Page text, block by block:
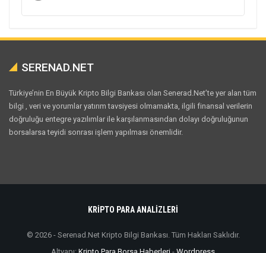
SERENAD.NET
Türkiye’nin En Büyük Kripto Bilgi Bankası olan Senerad.Net’te yer alan tüm
bilgi , veri ve yorumlar yatırım tavsiyesi olmamakta, ilgili finansal verilerin
doğruluğu entegre yazılımlar ile karşılanmasından dolayı doğruluğunun
borsalarsa teyidi sonrası işlem yapılması önemlidir.
KRİPTO PARA ANALİZLERİ
© 2026 - Serenad.Net Kripto Bilgi Bankası. Tüm Hakları Saklıdır.